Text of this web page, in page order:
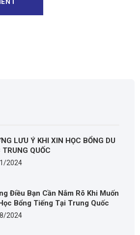
LƯU Ý KHI XIN HỌC BỔNG DU
TRUNG QUỐC
2024
Điều Bạn Cần Nắm Rõ Khi Muốn
Bổng Tiếng Tại Trung Quốc
2024